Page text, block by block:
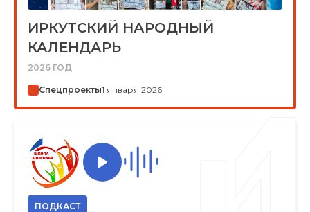
ИРКУТСКИЙ НАРОДНЫЙ
КАЛЕНДАРЬ
2026 ГОД
Спецпроекты1 января 2026
ПОДКАСТ